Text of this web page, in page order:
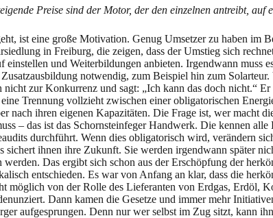
Preise sind der Motor, der den einzelnen antreibt, auf
ist eine große Motivation. Genug Umsetzer zu haben
in Freiburg, die zeigen, dass der Umstieg sich
und Weiterbildungen anbieten. Irgendwann muss
notwendig, zum Beispiel hin zum
zur Konkurrenz und sagt: „Ich kann das doch nicht.“
Trennung vollzieht zwischen einer obligatorischen
nach ihren eigenen Kapazitäten. Die Frage ist, wer macht
– das ist das Schornsteinfeger Handwerk. Die kennen
durchführt. Wenn dies obligatorisch wird, verändern
ihnen ihre Zukunft. Sie werden irgendwann später
Das ergibt sich schon aus der Erschöpfung der
entschieden. Es war von Anfang an klar, dass die
möglich von der Rolle des Lieferanten von Erdgas, Erdöl,
Dann kamen die Gesetze und immer mehr
aufgesprungen. Denn nur wer selbst im Zug sitzt, kann